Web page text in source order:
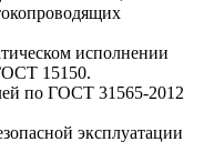
исполнении
15150.
по ГОСТ 31565-2012